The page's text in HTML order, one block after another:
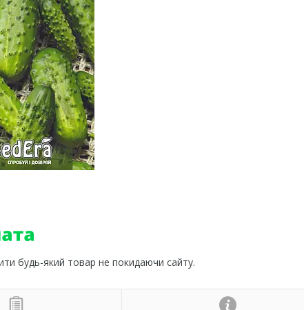
будь-який товар не покидаючи сайту.